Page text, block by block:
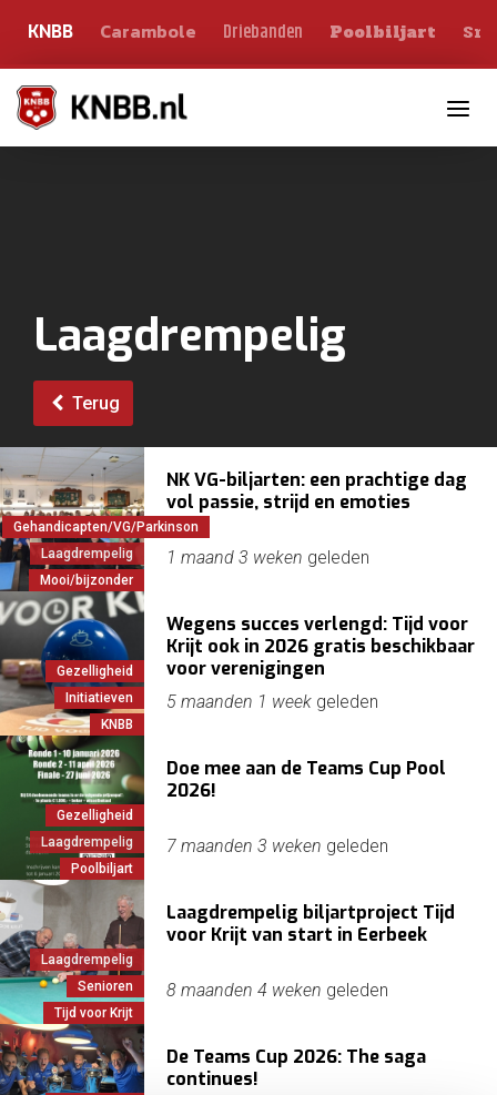
KNBB Carambole Driebanden Poolbiljart
Laagdrempelig
Terug
Gehandicapten/VG/Parkinson
Laagdrempelig
Mooi/bijzonder
NK VG-biljarten: een prachtige dag
vol passie, strijd en emoties
1 maand 3 weken geleden
Gezelligheid
Initiatieven
KNBB
Wegens succes verlengd: Tijd voor
Krijt ook in 2026 gratis beschikbaar
voor verenigingen
5 maanden 1 week geleden
Gezelligheid
Laagdrempelig
Poolbiljart
Doe mee aan de Teams Cup Pool
2026!
7 maanden 3 weken geleden
Laagdrempelig
Senioren
Tijd voor Krijt
Laagdrempelig biljartproject Tijd
voor Krijt van start in Eerbeek
8 maanden 4 weken geleden
De Teams Cup 2026: The saga
continues!